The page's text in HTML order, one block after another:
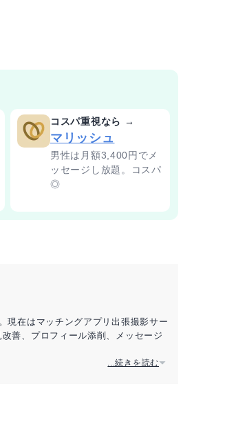
コスパ重視なら →
マリッシュ
男性は月額3,400円でメ
ッセージし放題。コスパ
◎
現在はマッチングアプリ出張撮影サー
善、プロフィール添削、メッセージ
...続きを読む